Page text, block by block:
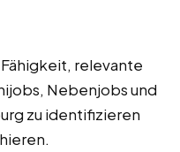
Fähigkeit, relevante
Nebenjobs und
zu identifizieren